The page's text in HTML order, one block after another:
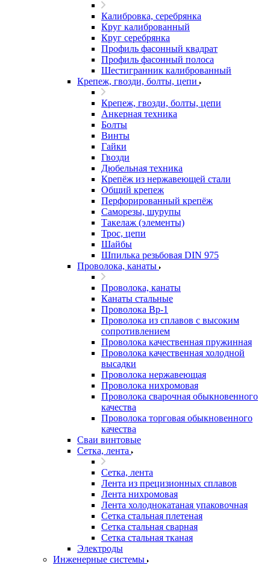
Калибровка, серебрянка
Круг калиброванный
Круг серебрянка
Профиль фасонный квадрат
Профиль фасонный полоса
Шестигранник калиброванный
Крепеж, гвозди, болты, цепи
Крепеж, гвозди, болты, цепи
Анкерная техника
Болты
Винты
Гайки
Гвозди
Дюбельная техника
Крепёж из нержавеющей стали
Общий крепеж
Перфорированный крепёж
Саморезы, шурупы
Такелаж (элементы)
Трос, цепи
Шайбы
Шпилька резьбовая DIN 975
Проволока, канаты
Проволока, канаты
Канаты стальные
Проволока Вр-1
Проволока из сплавов с высоким
сопротивлением
Проволока качественная пружинная
Проволока качественная холодной
высадки
Проволока нержавеющая
Проволока нихромовая
Проволока сварочная обыкновенного
качества
Проволока торговая обыкновенного
качества
Сваи винтовые
Сетка, лента
Сетка, лента
Лента из прецизионных сплавов
Лента нихромовая
Лента холоднокатаная упаковочная
Сетка стальная плетеная
Сетка стальная сварная
Сетка стальная тканая
Электроды
Инженерные системы